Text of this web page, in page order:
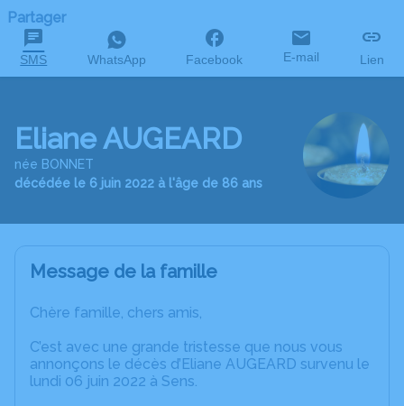
Partager
SMS WhatsApp Facebook E-mail Lien
Eliane AUGEARD
née BONNET
décédée le 6 juin 2022 à l'âge de 86 ans
Message de la famille
Chère famille, chers amis,
C’est avec une grande tristesse que nous vous
annonçons le décès d’Eliane AUGEARD survenu le
lundi 06 juin 2022 à Sens.